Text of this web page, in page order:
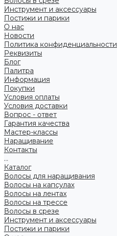
Инструмент и аксессуары
Постижи и парики
О нас
Новости
Политика конфиденциальности
Реквизиты
Блог
Палитра
Информация
Покупки
Условия оплаты
Условия доставки
Вопрос - ответ
Гарантия качества
Мастер-классы
Наращивание
Контакты
...
Каталог
Волосы для наращивания
Волосы на капсулах
Волосы на лентах
Волосы на трессе
Волосы в срезе
Инструмент и аксессуары
Постижи и парики